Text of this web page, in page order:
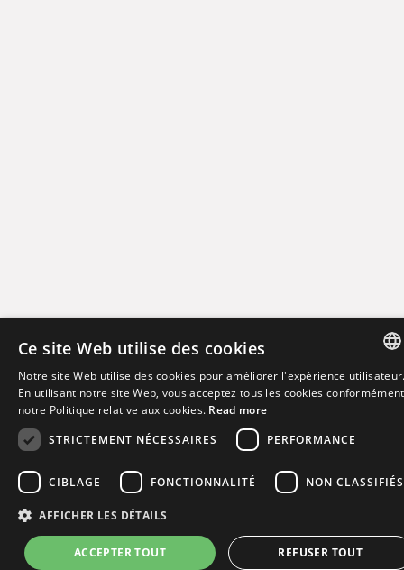
Ce site Web utilise des cookies
Notre site Web utilise des cookies pour améliorer l'expérience
En utilisant notre site Web, vous acceptez tous les cookies
notre Politique relative aux cookies. Read more
STRICTEMENT NÉCESSAIRES
PERFORMANCE
CIBLAGE FONCTIONNALITÉ NON CLASSIFIÉS
AFFICHER LES DÉTAILS
ACCEPTER TOUT REFUSER TOUT